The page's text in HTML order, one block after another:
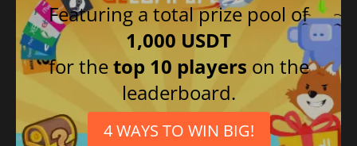
Featuring a total prize pool of
1,000 USDT
for thetop 10 players on the
leaderboard.
4 WAYS TO WIN BIG!